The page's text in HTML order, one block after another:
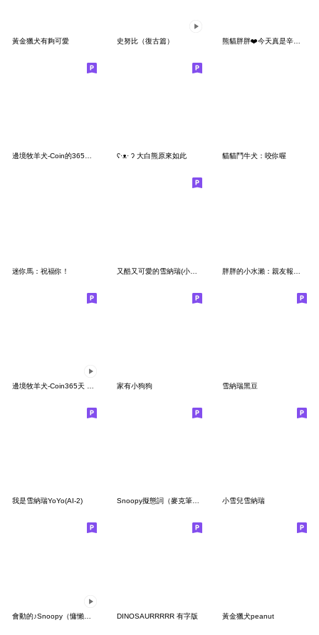
黃金獵犬有夠可愛 史努比（復古篇） 熊貓胖胖❤️今天真是辛苦我了
邊境牧羊犬-Coin的365天 第3彈變畫版 ʕ·ᴥ· ʔ 大白熊原來如此 貓貓鬥牛犬：咬你喔
迷你馬：祝福你！
家有小狗狗 雪納瑞黑豆
我是雪納瑞YoYo(AI-2) Snoopy擬態詞（麥克筆風） 小雪兒雪納瑞
DINOSAURRRRR 有字版 黃金獵犬peanut